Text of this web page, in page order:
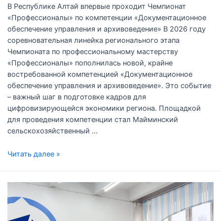
В Республике Алтай впервые проходит Чемпионат
«Профессионалы» по компетенции «Документационное
обеспечение управления и архивоведение» В 2026 году
соревновательная линейка регионального этапа
Чемпионата по профессиональному мастерству
«Профессионалы» пополнилась новой, крайне
востребованной компетенцией «Документационное
обеспечение управления и архивоведение». Это событие
– важный шаг в подготовке кадров для
цифровизирующейся экономики региона. Площадкой
для проведения компетенции стал Майминский
сельскохозяйственный …
Читать далее »